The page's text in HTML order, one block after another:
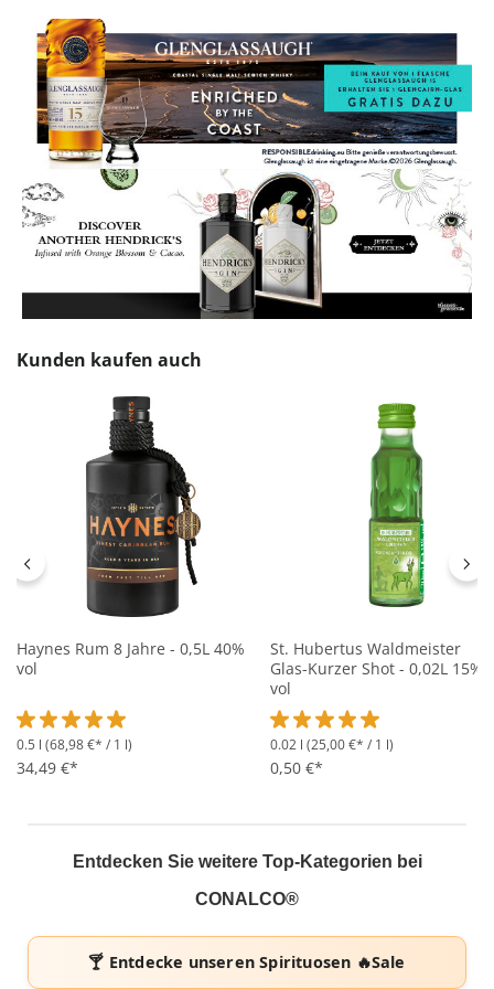
Produktgalerie überspringen
Kunden kaufen auch
Haynes Rum 8 Jahre - 0,5L 40%
vol
Durchschnittliche Bewertung von 5 von 5 Sternen
0.5 l (68,98 €* / 1 l)
34,49 €*
St. Hubertus Waldmeister
Glas-Kurzer Shot - 0,02L 15%
vol
Durchschnittliche
0.02 l (25,00 €* / 1 l)
0,50 €*
Entdecken Sie weitere Top-Kategorien bei
CONALCO®
🍸 Entdecke unserenSpirituosen 🔥Sale